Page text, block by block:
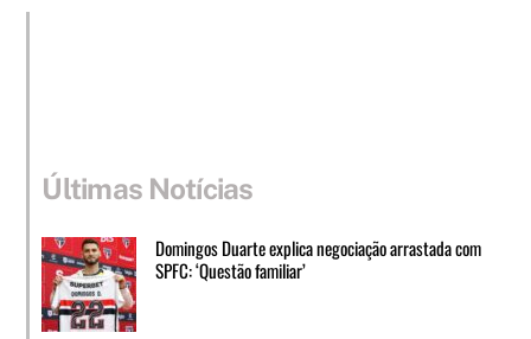
Últimas Notícias
Domingos Duarte explica negociação arrastada com
SPFC: ‘Questão familiar’